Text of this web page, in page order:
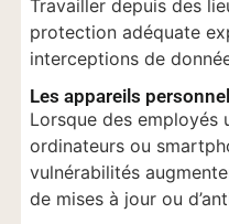
Travailler depuis des
protection adéquate
interceptions de
Les appareils
Lorsque des employés
ordinateurs ou
vulnérabilités
de mises à jour ou